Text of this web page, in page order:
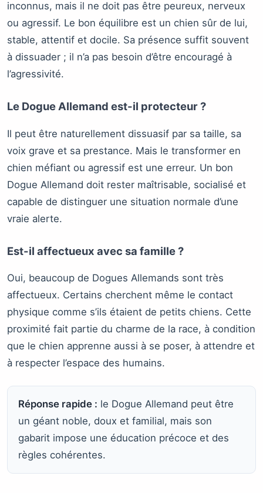
inconnus, mais il ne doit pas être peureux, nerveux
ou agressif. Le bon équilibre est un chien sûr de lui,
stable, attentif et docile. Sa présence suffit souvent
à dissuader ; il n’a pas besoin d’être encouragé à
l’agressivité.
Le Dogue Allemand est-il protecteur ?
Il peut être naturellement dissuasif par sa taille, sa
voix grave et sa prestance. Mais le transformer en
chien méfiant ou agressif est une erreur. Un bon
Dogue Allemand doit rester maîtrisable, socialisé et
capable de distinguer une situation normale d’une
vraie alerte.
Est-il affectueux avec sa famille ?
Oui, beaucoup de Dogues Allemands sont très
affectueux. Certains cherchent même le contact
physique comme s’ils étaient de petits chiens. Cette
proximité fait partie du charme de la race, à condition
que le chien apprenne aussi à se poser, à attendre et
à respecter l’espace des humains.
Réponse rapide : le Dogue Allemand peut être
un géant noble, doux et familial, mais son
gabarit impose une éducation précoce et des
règles cohérentes.